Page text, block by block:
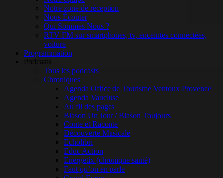
Notre zone de réception
Nous Écouter
Qui Sommes Nous ?
RTV FM sur smartphones, tv, enceintes connectées,
voiture
Programmation
Podcasts
Tous les podcasts
Chroniques
Agenda Office de Tourisme Ventoux Provence
Agenda Vaucluse
Au fil des pages
Blason Un Jour / Blason Toujours
Conte et Raconte
Découverte Musicale
Echolibri
Educ Action
Energetix (chronique santé)
Faut qu’on en parle